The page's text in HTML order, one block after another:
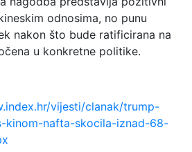
odnosima, no punu
nakon što bude ratificirana na
u konkretne politike.
vijesti/clanak/trump-
kinom-nafta-skocila-iznad-68-